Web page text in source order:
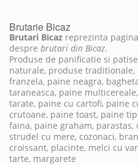
Brutarie Bicaz
Brutari Bicaz reprezinta
despre brutari din Bicaz.
Produse de panificatie si
naturale, produse traditionale,
franzela, paine neagra,
taraneasca, paine
tarate, paine cu cartofi, paine
crutoane, paine toast, paine
faina, paine graham,
strudel cu mere, cozonaci,
croissant, placinte, melci cu
tarte, margarete